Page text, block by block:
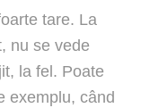
tare. La
nu se vede
la fel. Poate
exemplu, când